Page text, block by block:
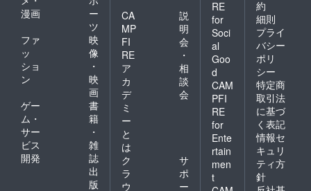
漫画
ー
ツ
ファ
ッ
ショ
ン
映
像
・
映
画
ゲー
ム・
サー
ビス
開発
書
籍
・
雑
誌
出
版
CA
MP
FI
RE
ア
カ
デ
ミ
ー
と
は
説
明
会
・
相
談
会
ク
ラ
ウ
サ
ポ
ー
RE
for
Soci
al
Goo
d
CAM
PFI
RE
for
Ente
rtain
men
t
約
細則
プライ
バシー
ポリ
シー
特定商
取引法
に基づ
く表記
情報セ
キュリ
ティ方
針